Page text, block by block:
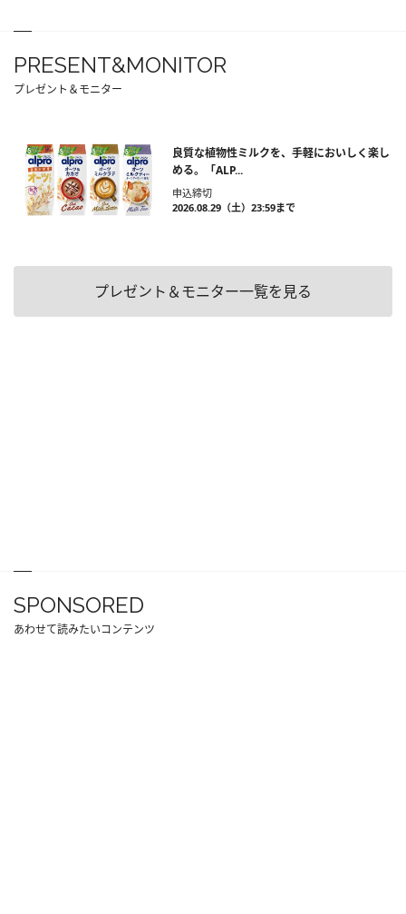
PRESENT&MONITOR
プレゼント＆モニター
良質な植物性ミルクを、手軽においしく楽し
める。「ALP...
申込締切
2026.08.29（土）23:59まで
プレゼント＆モニター一覧を見る
SPONSORED
あわせて読みたいコンテンツ